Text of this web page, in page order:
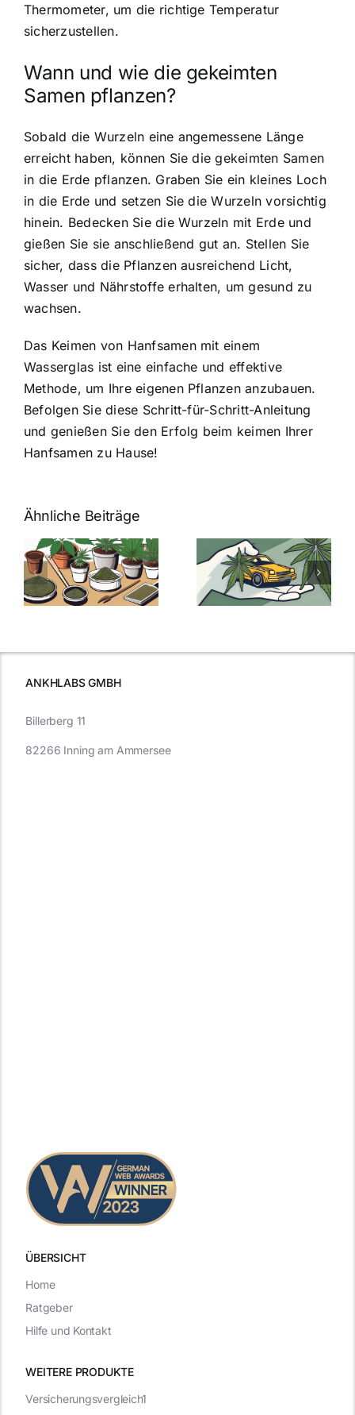
Thermometer, um die richtige Temperatur
sicherzustellen.
Wann und wie die gekeimten
Samen pflanzen?
Sobald die Wurzeln eine angemessene Länge
erreicht haben, können Sie die gekeimten Samen
in die Erde pflanzen. Graben Sie ein kleines Loch
in die Erde und setzen Sie die Wurzeln vorsichtig
hinein. Bedecken Sie die Wurzeln mit Erde und
gießen Sie sie anschließend gut an. Stellen Sie
sicher, dass die Pflanzen ausreichend Licht,
Wasser und Nährstoffe erhalten, um gesund zu
wachsen.
Das Keimen von Hanfsamen mit einem
Wasserglas ist eine einfache und effektive
Methode, um Ihre eigenen Pflanzen anzubauen.
Befolgen Sie diese Schritt-für-Schritt-Anleitung
und genießen Sie den Erfolg beim keimen Ihrer
Hanfsamen zu Hause!
Ähnliche Beiträge
Neue THC-
Grenzwert-
Regelung:
Was Sie über
Cannabis und
müssen
Cannabis
Samen
kaufen: Alles
was Sie
ANKHLABS GMBH
ÜBERSICHT
WEITERE PRODUKTE
Billerberg 11
82266 Inning am Ammersee
Versicherungsvergleich1
Home
Ratgeber
Hilfe und Kontakt